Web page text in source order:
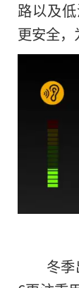
路以及
更安全，
冬